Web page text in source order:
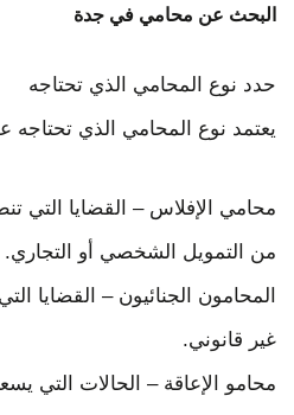
البحث عن محامي في جدة
حدد نوع المحامي الذي تحتاجه
يعتمد نوع المحامي الذي
محامي الإفلاس – القضايا التي
من التمويل الشخصي أو التجاري.
المحامون الجنائيون – القضايا
غير قانوني.
محامو الإعاقة – الحالات التي